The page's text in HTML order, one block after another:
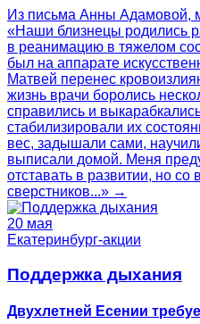
Из письма Анны Адамовой,
«Наши близнецы родились
в реанимацию в тяжелом
был на аппарате
Матвей перенес
жизнь врачи боролись
справились и
стабилизировали их
вес, задышали сами,
выписали домой. Меня
отставать в развитии, но со
сверстников...» →
20 мая
Екатеринбург-акции
Поддержка дыхания
Двухлетней Есении